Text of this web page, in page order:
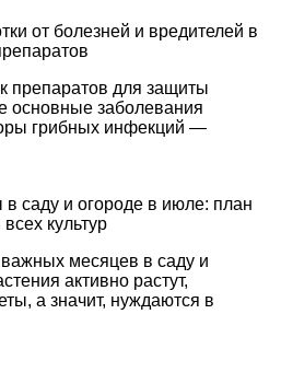
от болезней и вредителей в
препаратов для защиты
основные заболевания
грибных инфекций —
саду и огороде в июле: план
культур
месяцев в саду и
активно растут,
а значит, нуждаются в